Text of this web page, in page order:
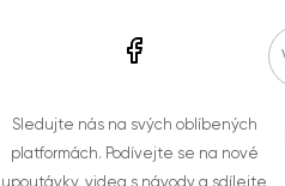
Sledujte nás na svých oblíbených
platformách. Podívejte se na nové